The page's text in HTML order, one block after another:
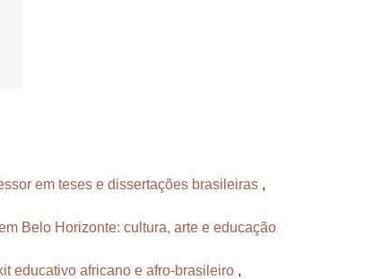
em teses e dissertações brasileiras ,
Belo Horizonte: cultura, arte e educação
educativo africano e afro-brasileiro ,